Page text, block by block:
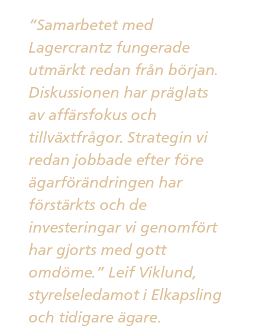
”Samarbetet med
Lagercrantz fungerade
utmärkt redan från början.
Diskussionen har präglats
av affärsfokus och
tillväxtfrågor. Strategin vi
redan jobbade efter före
ägarförändringen har
förstärkts och de
investeringar vi genomfört
har gjorts med gott
omdöme.” Leif Viklund,
styrelseledamot i Elkapsling
och tidigare ägare.